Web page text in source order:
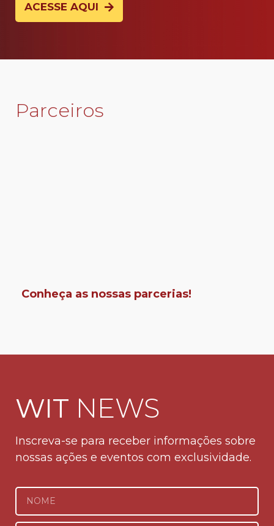
ACESSE AQUI
Parceiros
Conheça as nossas parcerias!
WIT NEWS
Inscreva-se para receber informações sobre
nossas ações e eventos com exclusividade.